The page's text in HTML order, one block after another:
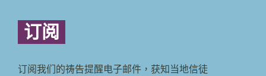
订阅
订阅我们的祷告提醒电子邮件，获知当地信徒